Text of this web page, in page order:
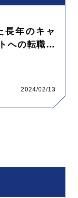
長年のキャ
への転職成
2024/02/13